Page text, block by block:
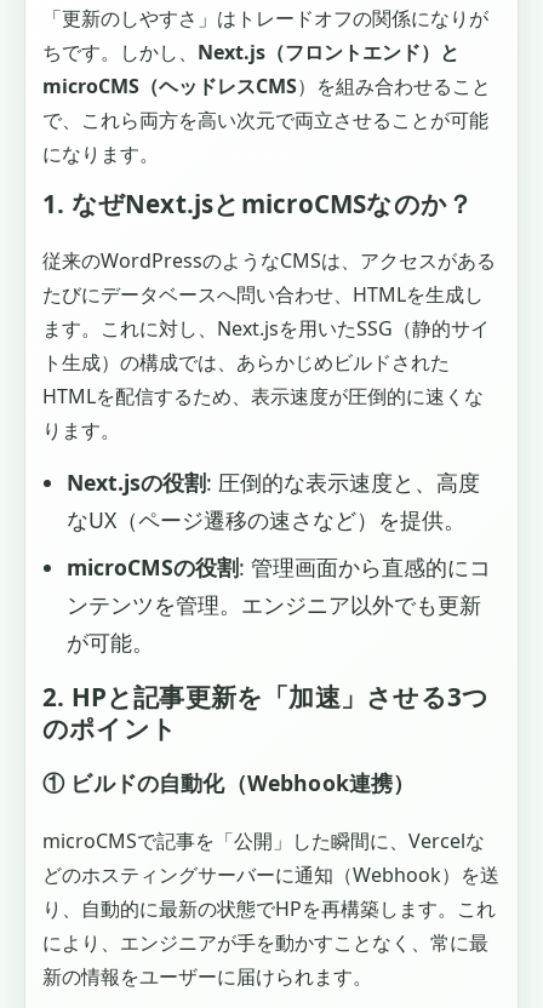
「更新のしやすさ」はトレードオフの関係になりが
ちです。しかし、 Next.js（フロントエンド）と
microCMS（ヘッドレスCMS）を組み合わせること
で、これら両方を高い次元で両立させることが可能
になります。
1. なぜNext.jsとmicroCMSなのか？
従来のWordPressのようなCMSは、アクセスがある
たびにデータベースへ問い合わせ、HTMLを生成し
ます。これに対し、Next.jsを用いたSSG（静的サイ
ト生成）の構成では、あらかじめビルドされた
HTMLを配信するため、表示速度が圧倒的に速くな
ります。
Next.jsの役割: 圧倒的な表示速度と、高度
なUX（ページ遷移の速さなど）を提供。
microCMSの役割: 管理画面から直感的にコ
ンテンツを管理。エンジニア以外でも更新
が可能。
2. HPと記事更新を「加速」させる3つ
のポイント
① ビルドの自動化（Webhook連携）
microCMSで記事を「公開」した瞬間に、Vercelな
どのホスティングサーバーに通知（Webhook）を送
り、自動的に最新の状態でHPを再構築します。これ
により、エンジニアが手を動かすことなく、常に最
新の情報をユーザーに届けられます。